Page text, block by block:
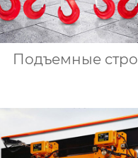
Подъемные